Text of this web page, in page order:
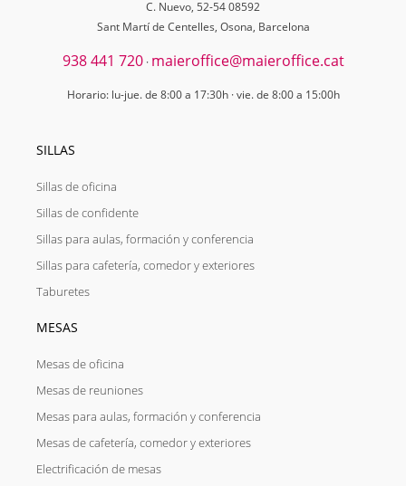
C. Nuevo, 52-54 08592
Sant Martí de Centelles, Osona, Barcelona
938 441 720· maieroffice@maieroffice.cat
Horario: lu-jue. de 8:00 a 17:30h · vie. de 8:00 a 15:00h
SILLAS
Sillas de oficina
Sillas de confidente
Sillas para aulas, formación y conferencia
Sillas para cafetería, comedor y exteriores
Taburetes
MESAS
Mesas de oficina
Mesas de reuniones
Mesas para aulas, formación y conferencia
Mesas de cafetería, comedor y exteriores
Electrificación de mesas